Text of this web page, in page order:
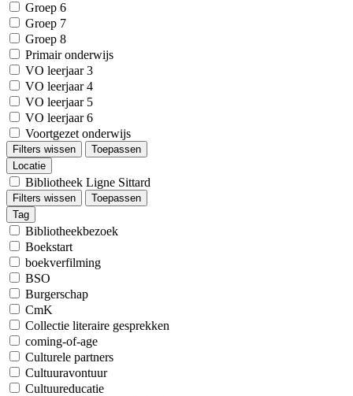
Groep 6
Groep 7
Groep 8
Primair onderwijs
VO leerjaar 3
VO leerjaar 4
VO leerjaar 5
VO leerjaar 6
Voortgezet onderwijs
Filters wissen
Toepassen
Locatie
Bibliotheek Ligne Sittard
Filters wissen
Toepassen
Tag
Bibliotheekbezoek
Boekstart
boekverfilming
BSO
Burgerschap
CmK
Collectie literaire gesprekken
coming-of-age
Culturele partners
Cultuuravontuur
Cultuureducatie